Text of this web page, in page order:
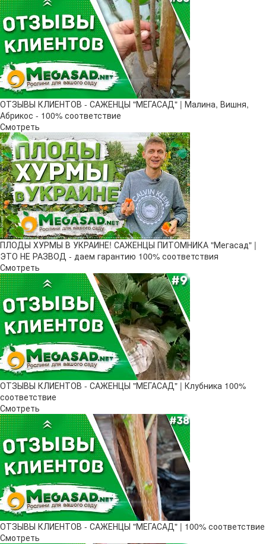
ОТЗЫВЫ КЛИЕНТОВ - САЖЕНЦЫ "МЕГАСАД" | Малина, Вишня,
Абрикос - 100% соответствие
Смотреть
ПЛОДЫ ХУРМЫ В УКРАИНЕ! САЖЕНЦЫ ПИТОМНИКА "Мегасад" |
ЭТО НЕ РАЗВОД - даем гарантию 100% соответствия
Смотреть
ОТЗЫВЫ КЛИЕНТОВ - САЖЕНЦЫ "МЕГАСАД" | Клубника 100%
соответствие
Смотреть
ОТЗЫВЫ КЛИЕНТОВ - САЖЕНЦЫ "МЕГАСАД" | 100% соответствие
Смотреть